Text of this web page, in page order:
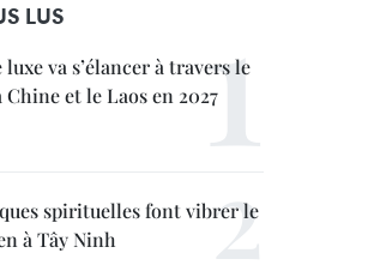
LUS
va s’élancer à travers le
et le Laos en 2027
spirituelles font vibrer le
à Tây Ninh